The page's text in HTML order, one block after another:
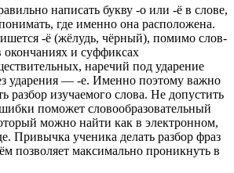
написать букву -о или -ё в слове,
где именно она расположена.
-ё (жёлудь, чёрный), помимо слов-
и суффиксах
наречий под ударение
ударения — -е. Именно поэтому важно
разбор изучаемого слова. Не допустить
поможет словообразовательный
можно найти как в электронном,
Привычка ученика делать разбор фраз
позволяет максимально проникнуть в